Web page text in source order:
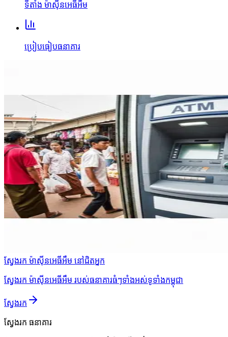
ទីតាំង ម៉ាស៊ីនអេធីអឹម
ប្រៀបធៀបធនាគារ
ស្វែងរក ម៉ាស៊ីនអេធីអឹម នៅជិតអ្នក
ស្វែងរក ម៉ាស៊ីនអេធីអឹម របស់ធនាគារធំៗទាំងអស់ទូទាំងកម្ពុជា
ស្វែងរក
ស្វែងរក ធនាគារ